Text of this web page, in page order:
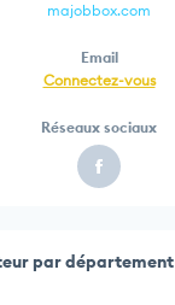
majobbox.com
Email
Connectez-vous
Réseaux sociaux
par département